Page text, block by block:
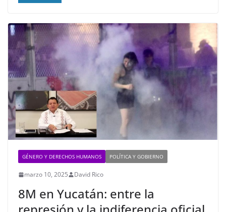
GÉNERO Y DERECHOS HUMANOS POLÍTICA Y GOBIERNO
marzo 10, 2025 David Rico
8M en Yucatán: entre la